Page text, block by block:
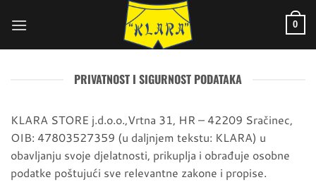
0
PRIVATNOST I SIGURNOST PODATAKA
KLARA STORE j.d.o.o.,Vrtna 31, HR – 42209 Sračinec,
OIB: 47803527359 (u daljnjem tekstu: KLARA) u
obavljanju svoje djelatnosti, prikuplja i obrađuje osobne
podatke poštujući sve relevantne zakone i propise.